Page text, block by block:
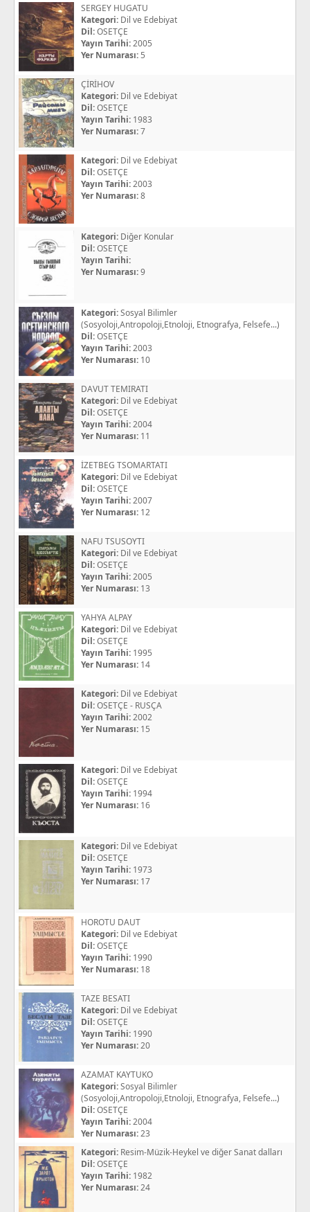
SERGEY HUGATU
Kategori: Dil ve Edebiyat
Dil:OSETÇE
Yayın Tarihi:2005
Yer Numarası: 5
ÇİRİHOV
Kategori: Dil ve Edebiyat
Dil:OSETÇE
Yayın Tarihi: 1983
Yer Numarası:7
Kategori: Dil ve Edebiyat
Dil:OSETÇE
Yayın Tarihi:2003
Yer Numarası:8
Kategori: Diğer Konular
Dil:OSETÇE
Yayın Tarihi:
Yer Numarası:9
Kategori:Sosyal Bilimler
(Sosyoloji,Antropoloji,Etnoloji, Etnografya, Felsefe...)
Dil:OSETÇE
Yayın Tarihi:2003
Yer Numarası: 10
DAVUT TEMIRATI
Kategori: Dil ve Edebiyat
Dil:OSETÇE
Yayın Tarihi:2004
Yer Numarası: 11
İZETBEG TSOMARTATI
Kategori: Dil ve Edebiyat
Dil:OSETÇE
Yayın Tarihi:2007
Yer Numarası: 12
NAFU TSUSOYTI
Kategori: Dil ve Edebiyat
Dil:OSETÇE
Yayın Tarihi:2005
Yer Numarası: 13
YAHYA ALPAY
Kategori: Dil ve Edebiyat
Dil:OSETÇE
Yayın Tarihi: 1995
Yer Numarası: 14
Kategori: Dil ve Edebiyat
Dil:OSETÇE - RUSÇA
Yayın Tarihi:2002
Yer Numarası: 15
Kategori: Dil ve Edebiyat
Dil:OSETÇE
Yayın Tarihi: 1994
Yer Numarası: 16
Kategori: Dil ve Edebiyat
Dil:OSETÇE
Yayın Tarihi: 1973
Yer Numarası: 17
HOROTU DAUT
Kategori: Dil ve Edebiyat
Dil:OSETÇE
Yayın Tarihi: 1990
Yer Numarası: 18
TAZE BESATI
Kategori: Dil ve Edebiyat
Dil:OSETÇE
Yayın Tarihi: 1990
Yer Numarası:20
AZAMAT KAYTUKO
Kategori:Sosyal Bilimler
(Sosyoloji,Antropoloji,Etnoloji, Etnografya, Felsefe...)
Dil:OSETÇE
Yayın Tarihi:2004
Yer Numarası:23
Kategori: Resim-Müzik-Heykel ve diğer Sanat dalları
Dil:OSETÇE
Yayın Tarihi: 1982
Yer Numarası:24